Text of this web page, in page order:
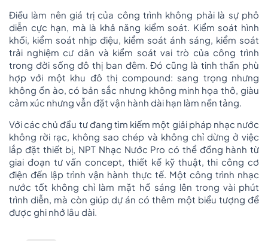
Điều làm nên giá trị của công trình không phải là sự phô
diễn cực hạn, mà là khả năng kiểm soát. Kiểm soát hình
khối, kiểm soát nhịp điệu, kiểm soát ánh sáng, kiểm soát
trải nghiệm cư dân và kiểm soát vai trò của công trình
trong đời sống đô thị ban đêm. Đó cũng là tinh thần phù
hợp với một khu đô thị compound: sang trọng nhưng
không ồn ào, có bản sắc nhưng không minh họa thô, giàu
cảm xúc nhưng vẫn đặt vận hành dài hạn làm nền tảng.
Với các chủ đầu tư đang tìm kiếm một giải pháp nhạc nước
không rời rạc, không sao chép và không chỉ dừng ở việc
lắp đặt thiết bị, NPT Nhạc Nước Pro có thể đồng hành từ
giai đoạn tư vấn concept, thiết kế kỹ thuật, thi công cơ
điện đến lập trình vận hành thực tế. Một công trình nhạc
nước tốt không chỉ làm mặt hồ sáng lên trong vài phút
trình diễn, mà còn giúp dự án có thêm một biểu tượng để
được ghi nhớ lâu dài.